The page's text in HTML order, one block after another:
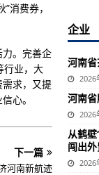
消费券，
。完善企
行业，大
求，又提
心。
下一篇
河南新航迹
企业
河南
2026
河南
2026
从鹤
闯出
2026